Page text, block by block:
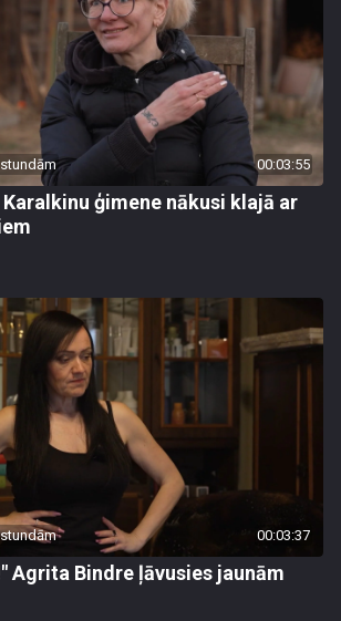
00:03:55
ģimene nākusi klajā ar
00:03:37
Agrita Bindre ļāvusies jaunām